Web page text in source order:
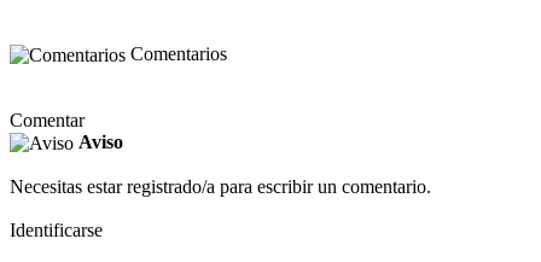
Comentarios
Comentar
Aviso
Necesitas estar registrado/a para escribir un comentario.
Identificarse